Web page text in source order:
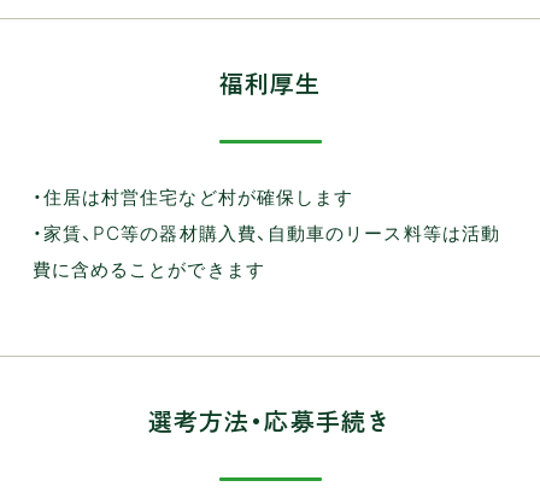
福利厚生
・住居は村営住宅など村が確保します
・家賃、PC等の器材購入費、自動車のリース料等は活動
費に含めることができます
選考方法・応募手続き